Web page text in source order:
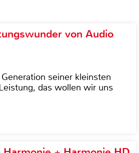
von Audio
seiner kleinsten
das wollen wir uns